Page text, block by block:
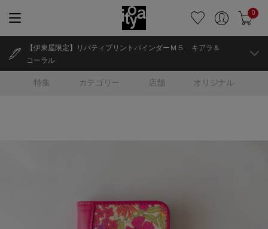
0
特集 カテゴリー 店舗 オリジナル
【伊東屋限定】リバティプリントバインダーＭ５ キアラ＆
コーラル